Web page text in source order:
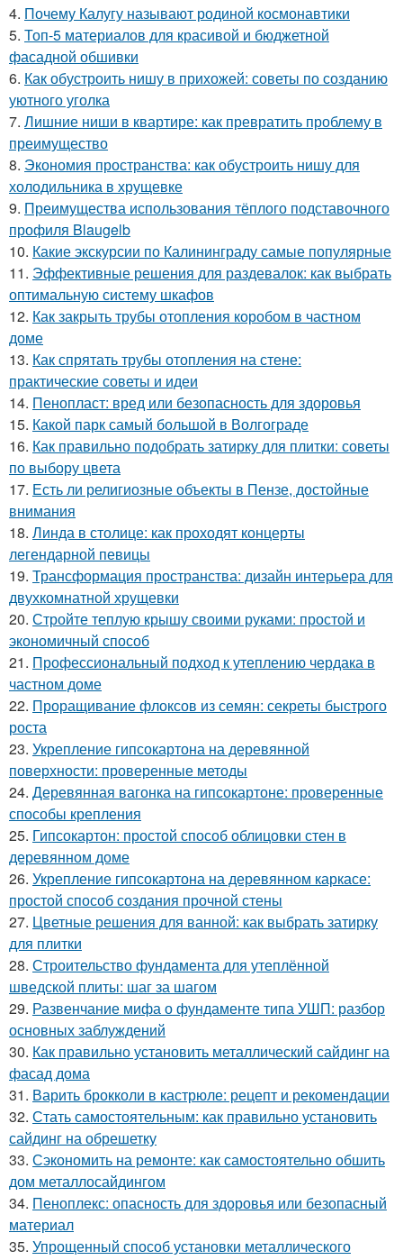
4. Почему Калугу называют родиной космонавтики
5. Топ-5 материалов для красивой и бюджетной
фасадной обшивки
6. Как обустроить нишу в прихожей: советы по созданию
уютного уголка
7. Лишние ниши в квартире: как превратить проблему в
преимущество
8. Экономия пространства: как обустроить нишу для
холодильника в хрущевке
9. Преимущества использования тёплого подставочного
профиля Blaugelb
10. Какие экскурсии по Калининграду самые популярные
11. Эффективные решения для раздевалок: как выбрать
оптимальную систему шкафов
12. Как закрыть трубы отопления коробом в частном
доме
13. Как спрятать трубы отопления на стене:
практические советы и идеи
14. Пенопласт: вред или безопасность для здоровья
15. Какой парк самый большой в Волгограде
16. Как правильно подобрать затирку для плитки: советы
по выбору цвета
17. Есть ли религиозные объекты в Пензе, достойные
внимания
18. Линда в столице: как проходят концерты
легендарной певицы
19. Трансформация пространства: дизайн интерьера для
двухкомнатной хрущевки
20. Стройте теплую крышу своими руками: простой и
экономичный способ
21. Профессиональный подход к утеплению чердака в
частном доме
22. Проращивание флоксов из семян: секреты быстрого
роста
23. Укрепление гипсокартона на деревянной
поверхности: проверенные методы
24. Деревянная вагонка на гипсокартоне: проверенные
способы крепления
25. Гипсокартон: простой способ облицовки стен в
деревянном доме
26. Укрепление гипсокартона на деревянном каркасе:
простой способ создания прочной стены
27. Цветные решения для ванной: как выбрать затирку
для плитки
28. Строительство фундамента для утеплённой
шведской плиты: шаг за шагом
29. Развенчание мифа о фундаменте типа УШП: разбор
основных заблуждений
30. Как правильно установить металлический сайдинг на
фасад дома
31. Варить брокколи в кастрюле: рецепт и рекомендации
32. Стать самостоятельным: как правильно установить
сайдинг на обрешетку
33. Сэкономить на ремонте: как самостоятельно обшить
дом металлосайдингом
34. Пеноплекс: опасность для здоровья или безопасный
материал
35. Упрощенный способ установки металлического